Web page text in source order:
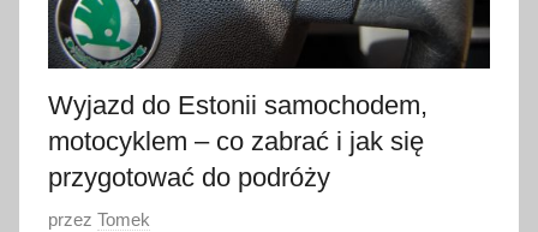
2
0
3
Wyjazd do Estonii samochodem,
motocyklem – co zabrać i jak się
przygotować do podróży
O
przez Tomek